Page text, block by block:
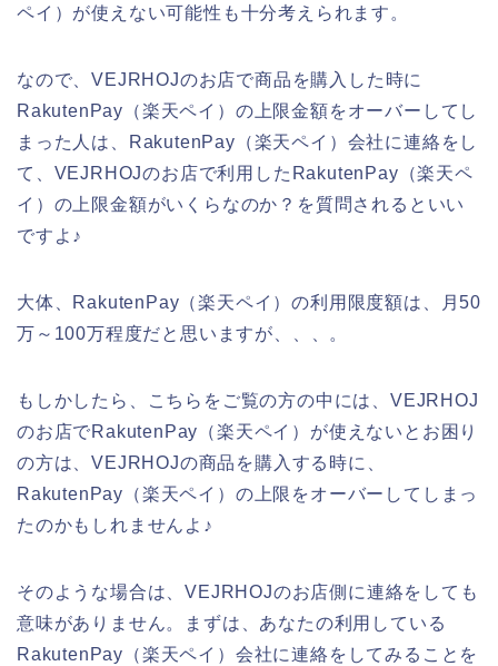
ペイ）が使えない可能性も十分考えられます。
なので、VEJRHOJのお店で商品を購入した時に
RakutenPay（楽天ペイ）の上限金額をオーバーしてし
まった人は、RakutenPay（楽天ペイ）会社に連絡をし
て、VEJRHOJのお店で利用したRakutenPay（楽天ペ
イ）の上限金額がいくらなのか？を質問されるといい
ですよ♪
大体、RakutenPay（楽天ペイ）の利用限度額は、月50
万～100万程度だと思いますが、、、。
もしかしたら、こちらをご覧の方の中には、VEJRHOJ
のお店でRakutenPay（楽天ペイ）が使えないとお困り
の方は、VEJRHOJの商品を購入する時に、
RakutenPay（楽天ペイ）の上限をオーバーしてしまっ
たのかもしれませんよ♪
そのような場合は、VEJRHOJのお店側に連絡をしても
意味がありません。まずは、あなたの利用している
RakutenPay（楽天ペイ）会社に連絡をしてみることを